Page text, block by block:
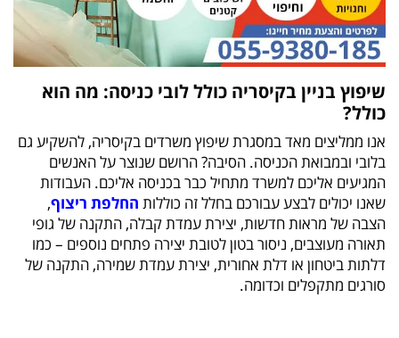
שיפוץ בניין בקיסריה כולל לובי כניסה: מה הוא
כולל?
אנו ממליצים מאד במסגרת שיפוץ משרדים בקיסריה, להשקיע גם
בלובי ובמבואת הכניסה. הסיבה? הרושם שנוצר על האנשים
המגיעים אליכם למשרד מתחיל כבר בכניסה אליכם. העבודות
שאנו יכולים לבצע עבורכם בחלל זה כוללות החלפת ריצוף,
הצבה של מראות חדשות, יצירת עמדת קבלה, התקנה של גופי
תאורה מעוצבים, ניסור בטון לטובת יצירה פתחים נוספים – כמו
דלתות ביטחון או דלת אחורית, יצירת עמדת שמירה, התקנה של
סורגים מתקפלים וכדומה.